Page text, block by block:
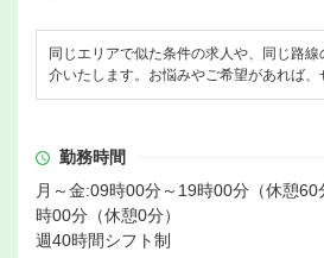
同じエリアで似た条件の求人や、同じ路
介いたします。お悩みやご希望があれば
勤務時間
月～金:09時00分～19時00分（休憩
時00分（休憩0分）
週40時間シフト制